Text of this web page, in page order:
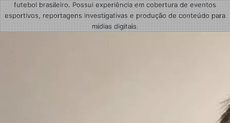
futebol brasileiro. Possui experiência em cobertura de eventos
esportivos, reportagens investigativas e produção de conteúdo para
mídias digitais.